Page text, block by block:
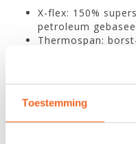
Toestemming
X-flex: 150%
petroleum
Thermospan: